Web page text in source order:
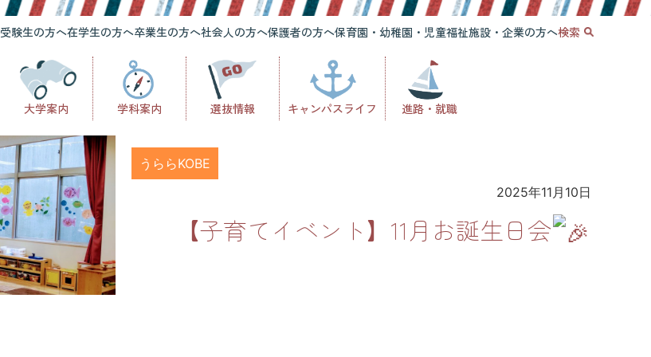
受験生の方へ在学生の方へ卒業生の方へ社会人の方へ保護者の方へ保育園・幼稚園・児童福祉施設・企業の方へ検索
大学案内 学科案内 選抜情報 キャンパスライフ 進路・就職
うららKOBE
2025年11月10日
【子育てイベント】11月お誕生日会